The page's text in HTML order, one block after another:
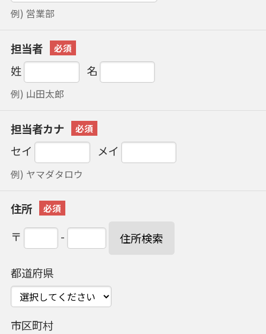
例) 営業部
担当者
姓
名
例) 山田太郎
担当者カナ
セイ
メイ
例) ヤマダタロウ
住所
〒
- 住所検索
都道府県
市区町村